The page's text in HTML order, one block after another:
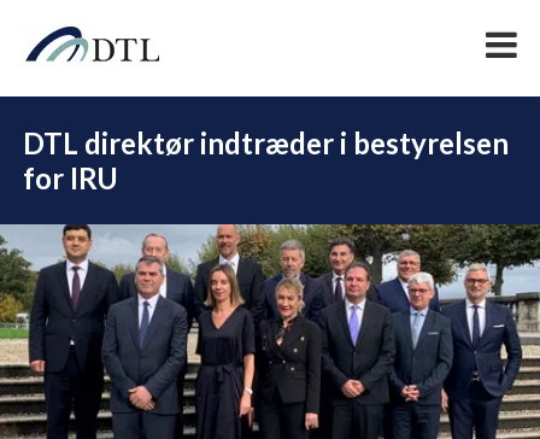
DEL
DTL direktør indtræder i bestyrelsen
for IRU